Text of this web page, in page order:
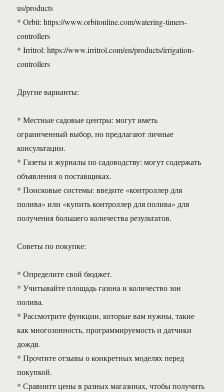
us/products
* Orbit: https://www.orbitonline.com/watering-timers-
controllers
* Irritrol: https://www.irritrol.com/en/products/irrigation-
controllers
Другие варианты:
* Местные садовые центры: могут иметь
ограниченный выбор, но предлагают личные
консультации.
* Газеты и журналы по садоводству: могут содержать
объявления о поставщиках.
* Поисковые системы: введите «контроллер для
полива» или «купить контроллер для полива» для
получения большего количества результатов.
Советы по покупке:
* Определите свой бюджет.
* Учитывайте площадь газона и количество зон
полива.
* Рассмотрите функции, которые вам нужны, такие
как многозонность, программируемость и датчики
дождя.
* Прочтите отзывы о конкретных моделях перед
покупкой.
* Сравните цены в разных магазинах, чтобы получить